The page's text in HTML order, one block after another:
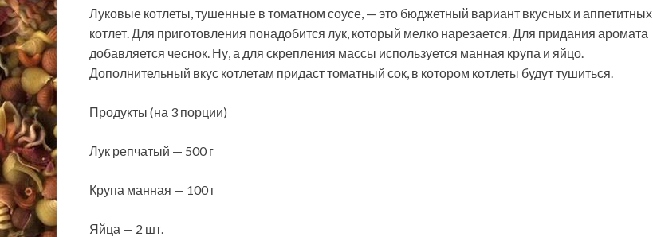
Луковые котлеты, тушенные в томатном соусе, — это бюджетный вариант вкусных и аппетитных
котлет. Для приготовления понадобится лук, который мелко нарезается. Для придания аромата
добавляется чеснок. Ну, а для скрепления массы используется манная крупа и яйцо.
Дополнительный вкус котлетам придаст томатный сок, в котором котлеты будут тушиться.
Продукты (на 3 порции)
Лук репчатый — 500 г
Крупа манная — 100 г
Яйца — 2 шт.